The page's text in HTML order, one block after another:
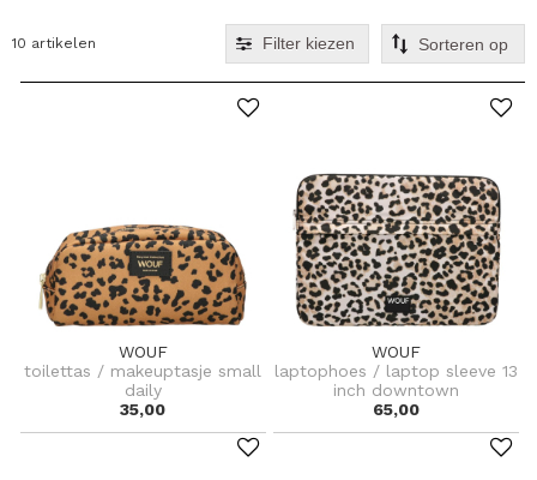
10 artikelen Filter kiezen
WOUF
toilettas / makeuptasje small
daily
35,00
WOUF
laptophoes / laptop sleeve 13
inch downtown
65,00